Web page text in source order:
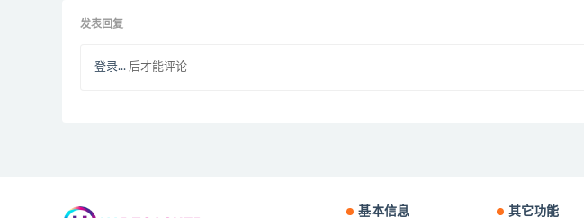
发表回复
登录...后才能评论
基本信息 其它功能